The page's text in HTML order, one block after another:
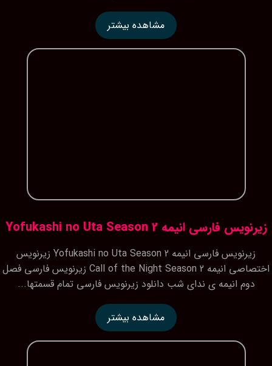
مشاهده بیشتر
زیرنویس فارسی انیمه Yofukashi no Uta Season 2
زیرنویس فارسی انیمه Yofukashi no Uta Season 2 زیرنویس
اختصاصی انیمه Call of the Night Season 2 زیرنویس فارسی فصل
دوم انیمه ی ندای شب دانلود زیرنویس فارسی تمام قسمتها...
مشاهده بیشتر